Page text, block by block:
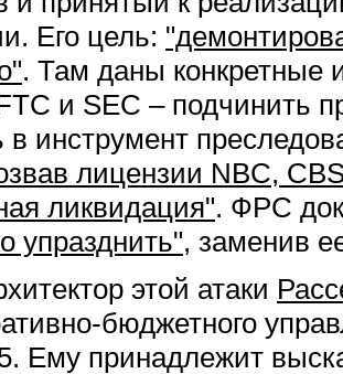
Его цель:
. Там даны конкретные
и SEC – подчинить
в инструмент
лицензии NBC,
ликвидация". ФРС
упразднить", заменив
этой атаки
бюджетного
Ему принадлежит